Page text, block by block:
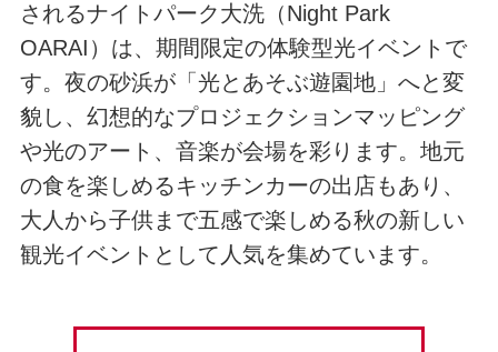
されるナイトパーク大洗（Night Park
OARAI）は、期間限定の体験型光イベントで
す。夜の砂浜が「光とあそぶ遊園地」へと変
貌し、幻想的なプロジェクションマッピング
や光のアート、音楽が会場を彩ります。地元
の食を楽しめるキッチンカーの出店もあり、
大人から子供まで五感で楽しめる秋の新しい
観光イベントとして人気を集めています。